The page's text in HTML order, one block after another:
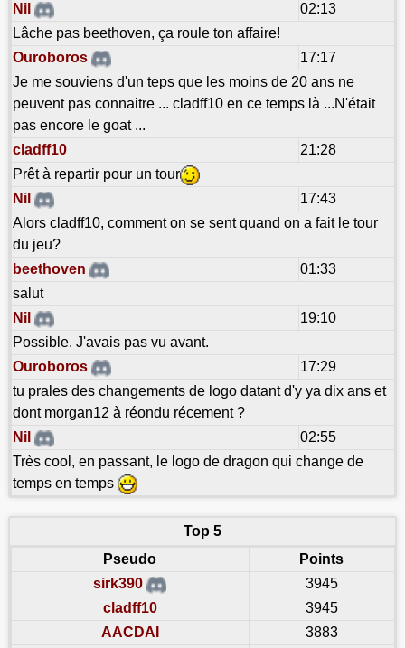
Nil
02:13
Lâche pas beethoven, ça roule ton affaire!
Ouroboros
17:17
Je me souviens d'un teps que les moins de 20 ans ne
peuvent pas connaitre ... cladff10 en ce temps là ...N'était
pas encore le goat ...
cladff10
21:28
Prêt à repartir pour un tour
Nil
17:43
Alors cladff10, comment on se sent quand on a fait le tour
du jeu?
beethoven
01:33
salut
Nil
19:10
Possible. J'avais pas vu avant.
Ouroboros
17:29
tu prales des changements de logo datant d'y ya dix ans et
dont morgan12 à réondu récement ?
Nil
02:55
Très cool, en passant, le logo de dragon qui change de
temps en temps
Top 5
Pseudo
Points
sirk390
3945
cladff10
3945
AACDAI
3883